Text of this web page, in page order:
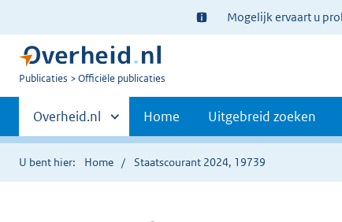
Ter
informatie:
Mogelijk ervaart u
U
Publicaties Officiële publicaties
Primaire
navigatie
Andere
sites
binnen
Overheid.nl Home Uitgebreid zoeken
U bent hier: Home Staatscourant 2024, 19739